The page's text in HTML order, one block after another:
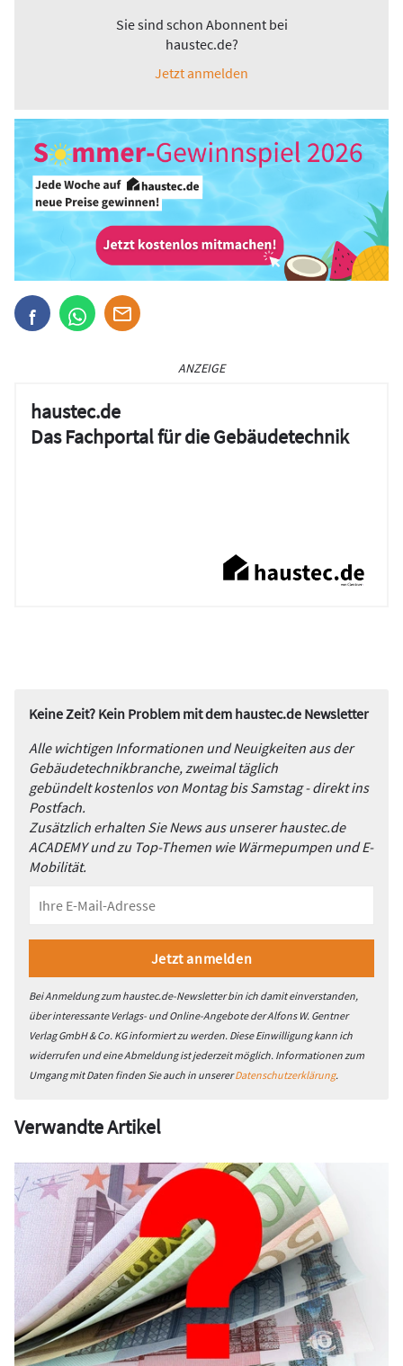
Sie sind schon Abonnent bei
haustec.de?
ANZEIGE
haustec.de
Das Fachportal für die Gebäudetechnik
Keine Zeit? Kein Problem mit dem haustec.de Newsletter
Alle wichtigen Informationen und Neuigkeiten aus der
Gebäudetechnikbranche, zweimal täglich
gebündelt kostenlos von Montag bis Samstag - direkt ins
Postfach.
Zusätzlich erhalten Sie News aus unserer haustec.de
ACADEMY und zu Top-Themen wie Wärmepumpen und E-
Mobilität.
Bei Anmeldung zum haustec.de-Newsletter bin ich damit einverstanden,
über interessante Verlags- und Online-Angebote der Alfons W. Gentner
Verlag GmbH & Co. KG informiert zu werden. Diese Einwilligung kann ich
widerrufen und eine Abmeldung ist jederzeit möglich. Informationen zum
Umgang mit Daten finden Sie auch in unsererDatenschutzerklärung.
Verwandte Artikel